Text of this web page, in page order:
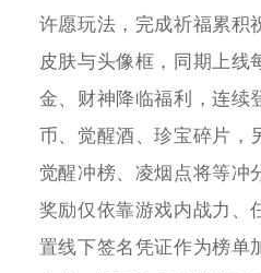
许愿玩法，完成祈福累积
皮肤与头像框，同期上线
金、财神降临福利，连续
币、觉醒酒、珍宝碎片，
觉醒冲榜、凌烟点将等冲
奖励仅依靠游戏内战力、
置线下签名凭证作为榜单